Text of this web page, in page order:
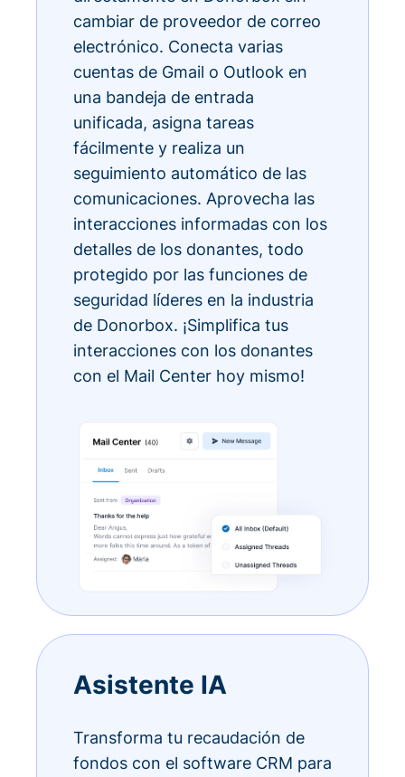
cambiar de proveedor de correo
electrónico. Conecta varias
cuentas de Gmail o Outlook en
una bandeja de entrada
unificada, asigna tareas
fácilmente y realiza un
seguimiento automático de las
comunicaciones. Aprovecha las
interacciones informadas con los
detalles de los donantes, todo
protegido por las funciones de
seguridad líderes en la industria
de Donorbox. ¡Simplifica tus
interacciones con los donantes
con el Mail Center hoy mismo!
Asistente IA
Transforma tu recaudación de
fondos con el software CRM para